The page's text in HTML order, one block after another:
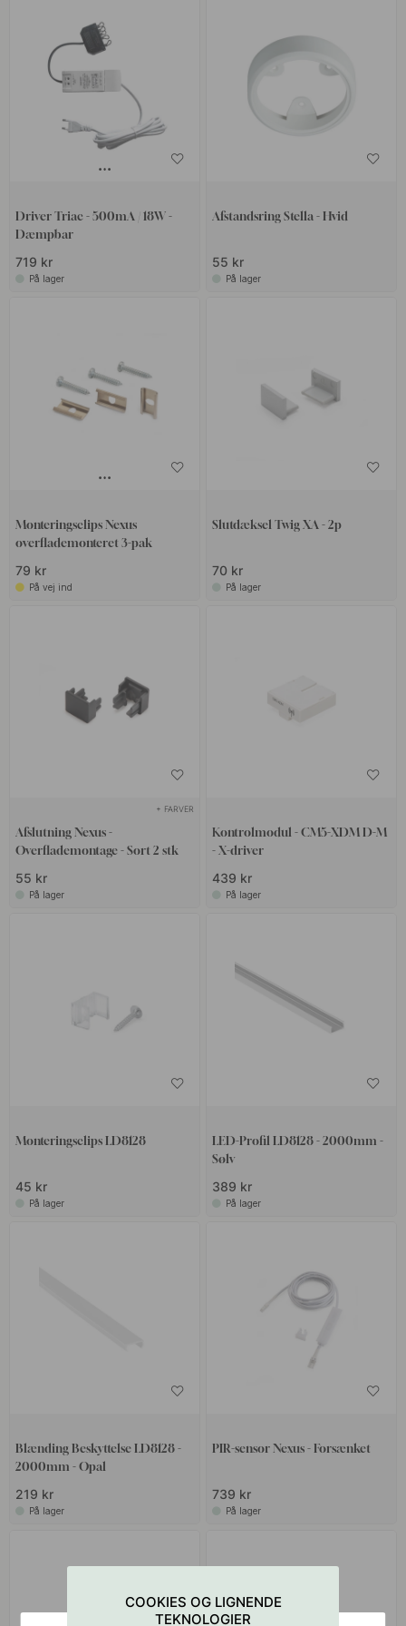
Driver Triac - 500mA / 18W -
Dæmpbar
719 kr
På lager
Afstandsring Stella - Hvid
55 kr
På lager
Monteringsclips Nexus
overflademonteret 3-pak
79 kr
På vej ind
Slutdæksel ​​​​Twig XA - 2p
70 kr
På lager
+ FARVER
Afslutning Nexus -
Overflademontage - Sort 2 stk
55 kr
På lager
Kontrolmodul - CM5-XDM D-M
- X-driver
439 kr
På lager
Monteringsclips LD8128
45 kr
På lager
LED-Profil LD8128 - 2000mm -
Sølv
389 kr
På lager
Blænding Beskyttelse LD8128 -
2000mm - Opal
219 kr
På lager
PIR-sensor Nexus - Forsænket
739 kr
På lager
COOKIES OG LIGNENDE
TEKNOLOGIER